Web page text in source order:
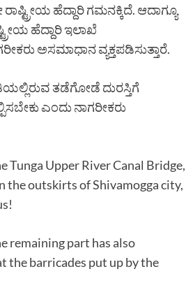
ಹೆದ್ದಾರಿ ಗಮನಕ್ಕಿದೆ. ಆದಾಗ್ಯೂ
ಹೆದ್ದಾರಿ ಇಲಾಖೆ
ಅಸಮಾಧಾನ ವ್ಯಕ್ತಪಡಿಸುತ್ತಾರೆ.
ತಡೆಗೋಡೆ ದುರಸ್ತಿಗೆ
ಎಂದು ನಾಗರೀಕರು
Tunga Upper River Canal Bridge,
the outskirts of Shivamogga city,
remaining part has also
the barricades put up by the